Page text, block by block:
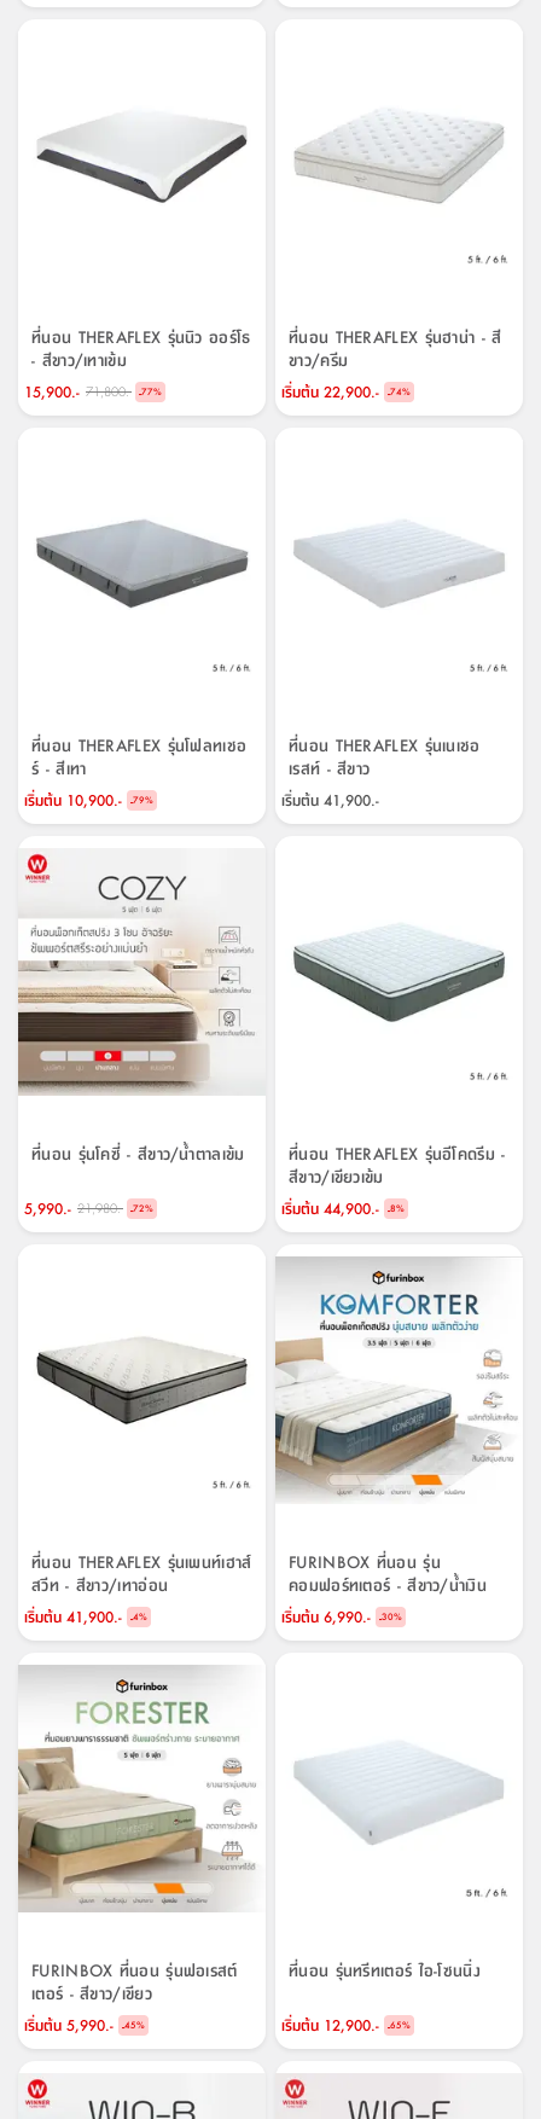
ที่นอน THERAFLEX รุ่นนิว ออร์โธ
- สีขาว/เทาเข้ม
15,900.- 71,800.- -77%
ที่นอน THERAFLEX รุ่นฮาน่า - สี
ขาว/ครีม
เริ่มต้น 22,900.- -74%
ที่นอน THERAFLEX รุ่นโฟลทเชอ
ร์ - สีเทา
เริ่มต้น 10,900.- -79%
ที่นอน THERAFLEX รุ่นเนเชอ
เรสท์ - สีขาว
เริ่มต้น 41,900.-
ที่นอน รุ่นโคซี่ - สีขาว/น้ำตาลเข้ม
5,990.- 21,980.- -72%
ที่นอน THERAFLEX รุ่นอีโคดรีม -
สีขาว/เขียวเข้ม
เริ่มต้น 44,900.- -8%
ที่นอน THERAFLEX รุ่นเพนท์เฮาส์
สวีท - สีขาว/เทาอ่อน
เริ่มต้น 41,900.- -4%
FURINBOX ที่นอน รุ่น
คอมฟอร์ทเตอร์ - สีขาว/น้ำเงิน
เริ่มต้น 6,990.- -30%
FURINBOX ที่นอน รุ่นฟอเรสต์
เตอร์ - สีขาว/เขียว
เริ่มต้น 5,990.- -45%
ที่นอน รุ่นทรีทเตอร์ ไอ-โซนนิ่ง
เริ่มต้น 12,900.- -65%